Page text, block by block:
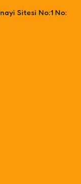
Sitesi No:1 No: